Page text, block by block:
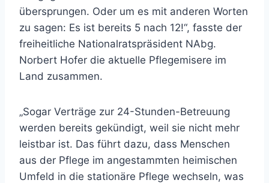
übersprungen. Oder um es mit anderen Worten
zu sagen: Es ist bereits 5 nach 12!“, fasste der
freiheitliche Nationalratspräsident NAbg.
Norbert Hofer die aktuelle Pflegemisere im
Land zusammen.
„Sogar Verträge zur 24-Stunden-Betreuung
werden bereits gekündigt, weil sie nicht mehr
leistbar ist. Das führt dazu, dass Menschen
aus der Pflege im angestammten heimischen
Umfeld in die stationäre Pflege wechseln, was